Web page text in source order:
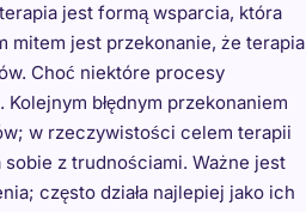
jest formą wsparcia, która
mitem jest przekonanie, że terapia
Choć niektóre procesy
błędnym przekonaniem
w rzeczywistości celem terapii
z trudnościami. Ważne jest
często działa najlepiej jako ich